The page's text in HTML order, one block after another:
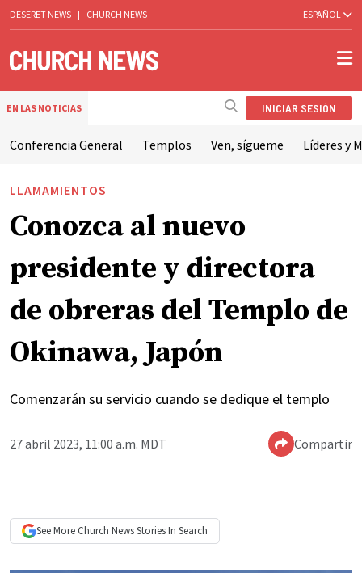
DESERET NEWS | CHURCH NEWS ESPAÑOL
EN LAS NOTICIAS INICIAR SESIÓN
Conferencia General Templos Ven, sígueme Líderes y
LLAMAMIENTOS
Conozca al nuevo
presidente y directora
de obreras del Templo de
Okinawa, Japón
Comenzarán su servicio cuando se dedique el templo
27 abril 2023, 11:00 a.m. MDT Compartir
See More Church NewsStories In Search